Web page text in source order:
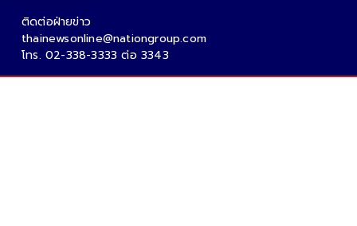
ติดต่อฝ่ายข่าว
thainewsonline@nationgroup.com
โทร. 02-338-3333 ต่อ 3343